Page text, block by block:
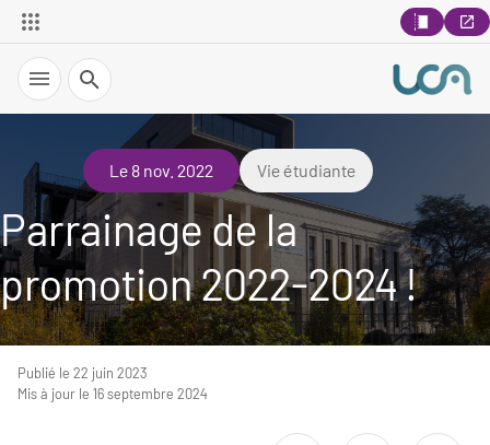
Recherche
Le 8 nov. 2022 Vie étudiante
Parrainage de la
promotion 2022-2024 !
Publié le 22 juin 2023
Mis à jour le 16 septembre 2024